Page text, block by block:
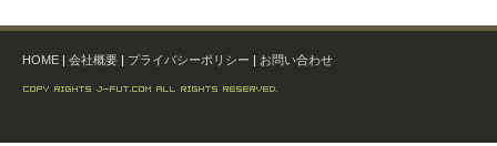
HOME | 会社概要 | プライバシーポリシー | お問い合わせ